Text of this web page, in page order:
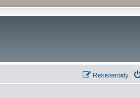
Rekisteröidy